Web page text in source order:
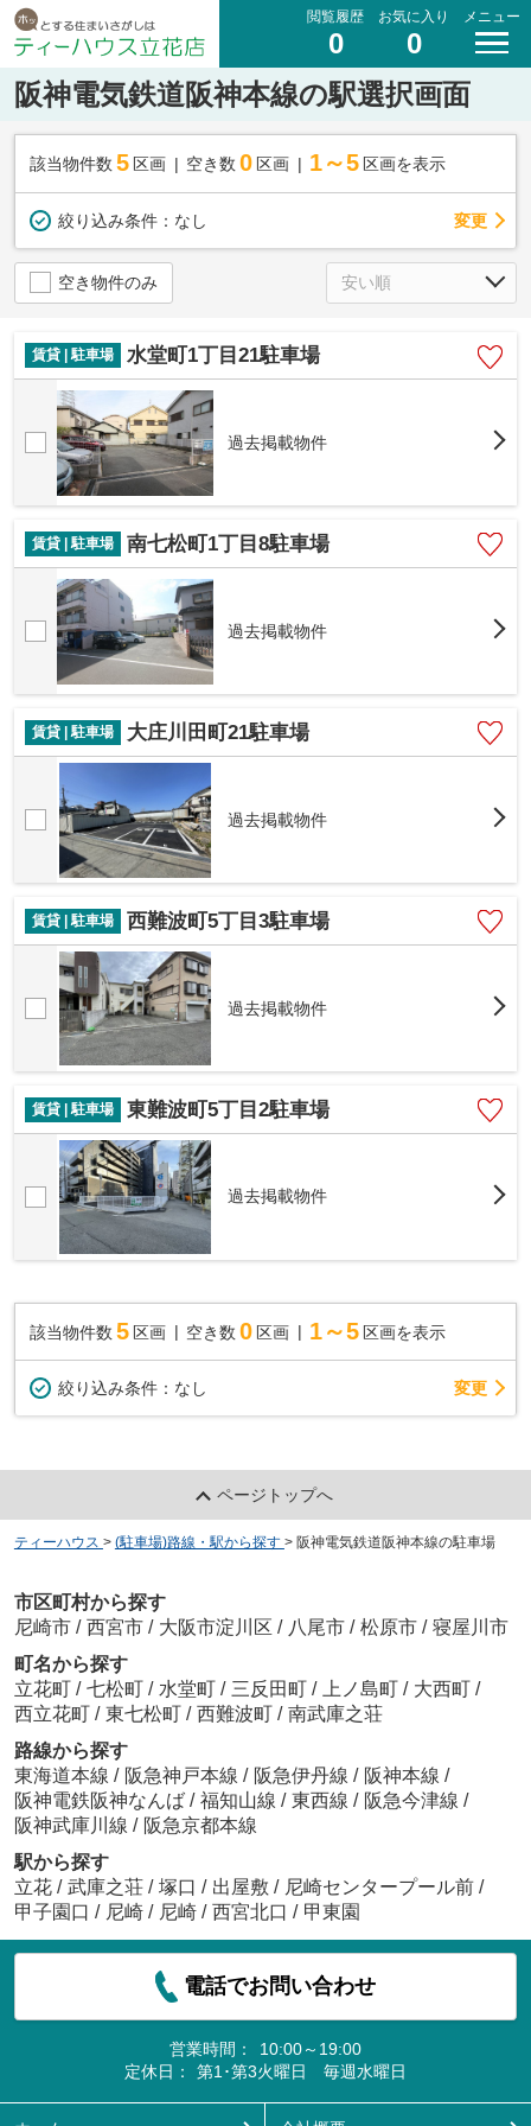
閲覧履歴
0
お気に入り
0
メニュー
阪神電気鉄道阪神本線の駅選択画面
該当物件数 5 区画 空き数 0 区画 1～5 区画を表示
絞り込み条件： なし 変更
空き物件のみ
賃貸 | 駐車場 水堂町1丁目21駐車場
過去掲載物件
賃貸 | 駐車場 南七松町1丁目8駐車場
過去掲載物件
賃貸 | 駐車場 大庄川田町21駐車場
過去掲載物件
賃貸 | 駐車場 西難波町5丁目3駐車場
過去掲載物件
賃貸 | 駐車場 東難波町5丁目2駐車場
過去掲載物件
該当物件数 5 区画 空き数 0 区画 1～5 区画を表示
絞り込み条件： なし 変更
ページトップへ
ティーハウス > (駐車場)路線・駅から探す > 阪神電気鉄道阪神本線の駐車場
市区町村から探す
尼崎市 / 西宮市 / 大阪市淀川区 / 八尾市 / 松原市 / 寝屋川市
町名から探す
立花町 / 七松町 / 水堂町 / 三反田町 / 上ノ島町 / 大西町 /
西立花町 / 東七松町 / 西難波町 / 南武庫之荘
路線から探す
東海道本線 / 阪急神戸本線 / 阪急伊丹線 / 阪神本線 /
阪神電鉄阪神なんば / 福知山線 / 東西線 / 阪急今津線 /
阪神武庫川線 / 阪急京都本線
駅から探す
立花 / 武庫之荘 / 塚口 / 出屋敷 / 尼崎センタープール前 /
甲子園口 / 尼崎 / 尼崎 / 西宮北口 / 甲東園
電話でお問い合わせ
営業時間：
10:00～19:00
定休日：
第1･第3火曜日 毎週水曜日